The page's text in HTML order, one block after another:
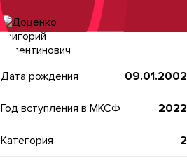
Дата рождения 09.01.2002
Год вступления в МКСФ 2022
Категория 2